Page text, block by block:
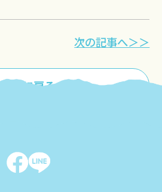
一覧に戻る
次の記事へ＞＞